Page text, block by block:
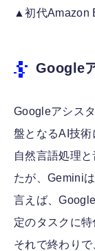
▲初代Amazon
Google
Googleアシス
盤となるAI技術
自然言語処理
たが、Gemini
言えば、
定のタスクに
それで終わりで